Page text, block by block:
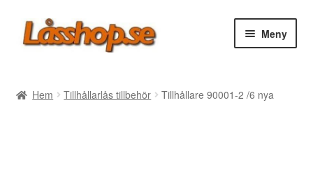
Hoppa
till
Hoppa
till
Meny
Hem Tillhållarlås tillbehör Tillhållare 90001-2 /6 nya